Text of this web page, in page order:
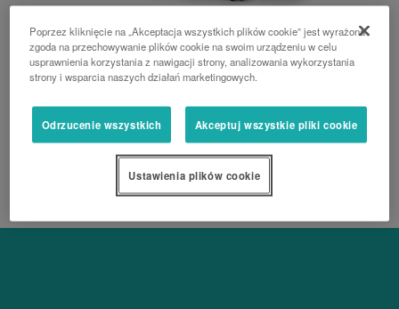
M6001 Utility
104 - 143 KM
Poprzez kliknięcie na „Akceptacja wszystkich plików cookie” jest wyrażona
zgoda na przechowywanie plików cookie na swoim urządzeniu w celu
usprawnienia korzystania z nawigacji strony, analizowania wykorzystania
strony i wsparcia naszych działań marketingowych.
Odrzucenie wszystkich Akceptuj wszystkie pliki cookie
Ustawienia plików cookie